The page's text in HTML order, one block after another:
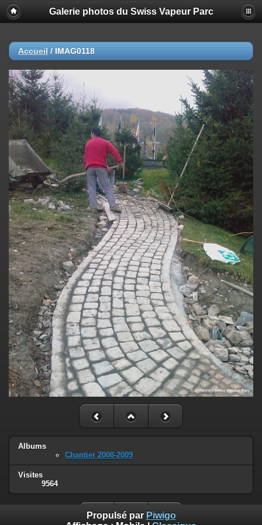
Galerie photos du Swiss Vapeur Parc
Accueil / IMAG0118
Albums
Chantier 2008-2009
Visites
9564
Propulsé par Piwigo